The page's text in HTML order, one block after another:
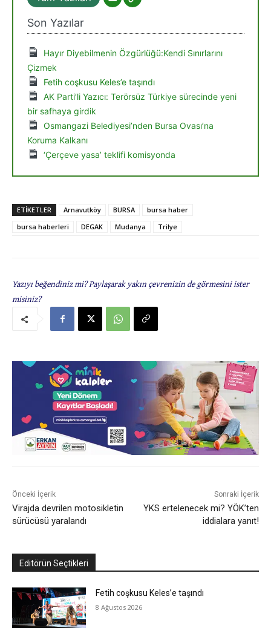
Son Yazılar
Hayır Diyebilmenin Özgürlüğü:Kendi Sınırlarını
Çizmek
Fetih coşkusu Keles’e taşındı
AK Parti’li Yazıcı: Terörsüz Türkiye sürecinde yeni
bir safhaya girdik
Osmangazi Belediyesi’nden Bursa Ovası’na
Koruma Kalkanı
‘Çerçeve yasa’ teklifi komisyonda
ETIKETLER Arnavutköy BURSA
bursa haber
bursa haberleri
DEGAK Mudanya Trilye
Yazıyı beğendiniz mi? Paylaşarak yakın çevrenizin de görmesini ister
misiniz?
Önceki İçerik
Virajda devrilen motosikletin
sürücüsü yaralandı
Sonraki İçerik
YKS ertelenecek mi? YÖK’ten
iddialara yanıt!
Editörün Seçtikleri
Fetih coşkusu Keles’e taşındı
8 Ağustos 2026